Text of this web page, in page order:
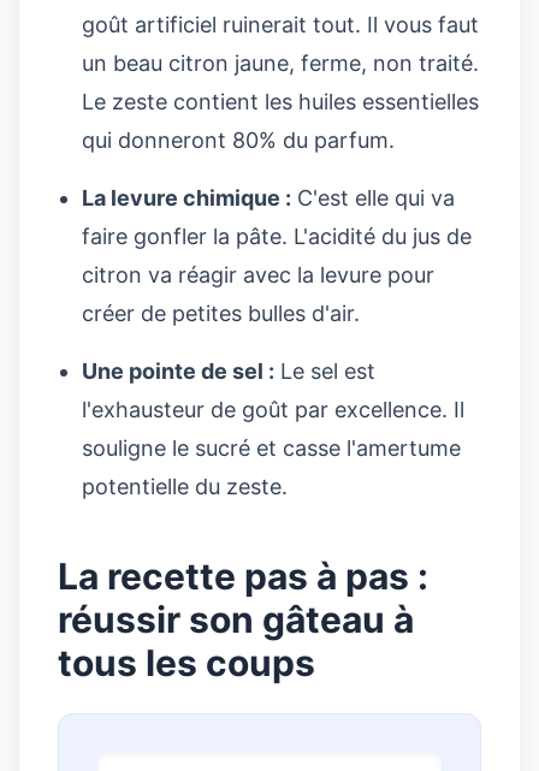
goût artificiel ruinerait tout. Il vous faut
un beau citron jaune, ferme, non traité.
Le zeste contient les huiles essentielles
qui donneront 80% du parfum.
La levure chimique : C'est elle qui va
faire gonfler la pâte. L'acidité du jus de
citron va réagir avec la levure pour
créer de petites bulles d'air.
Une pointe de sel : Le sel est
l'exhausteur de goût par excellence. Il
souligne le sucré et casse l'amertume
potentielle du zeste.
La recette pas à pas :
réussir son gâteau à
tous les coups